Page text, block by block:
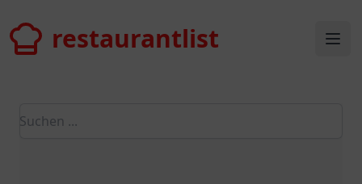
restaurantlistrestaurantlist